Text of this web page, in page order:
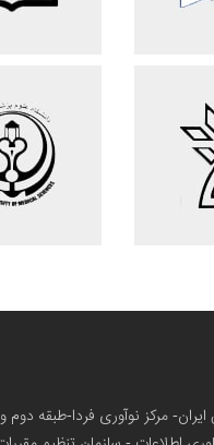
مرکز نوآوری فردا-طبقه دوم